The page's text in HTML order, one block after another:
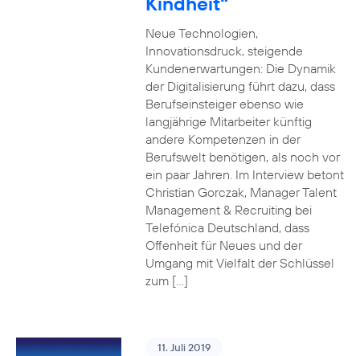
Neue Technologien,
Innovationsdruck, steigende
Kundenerwartungen: Die Dynamik
der Digitalisierung führt dazu, dass
Berufseinsteiger ebenso wie
langjährige Mitarbeiter künftig
andere Kompetenzen in der
Berufswelt benötigen, als noch vor
ein paar Jahren. Im Interview betont
Christian Gorczak, Manager Talent
Management & Recruiting bei
Telefónica Deutschland, dass
Offenheit für Neues und der
Umgang mit Vielfalt der Schlüssel
zum […]
11. Juli 2019